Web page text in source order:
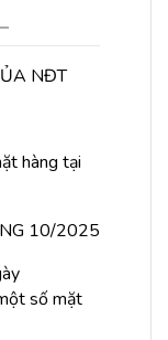
NĐT
hàng tại
10/2025
số mặt